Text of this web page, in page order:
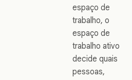
espaço de
trabalho, o
espaço de
trabalho ativo
decide quais
pessoas,